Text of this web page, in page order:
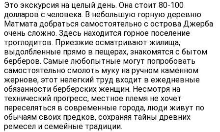
Это экскурсия на целый день. Она стоит 80-100
долларов с человека. В небольшую горную деревню
Матмата добраться самостоятельно с острова Джерба
очень сложно. Здесь находится горное поселение
троглодитов. Приезжие осматривают жилища,
выдолбленные прямо в пещерах, знакомятся с бытом
берберов. Самые любопытные могут попробовать
самостоятельно смолоть муку на ручном каменном
жернове, этот нелегкий труд входит в ежедневные
обязанности берберских женщин. Несмотря на
технический прогресс, местное племя не хочет
переселяться в современные города, люди живут по
обычаям своих предков, сохраняя тайны древних
ремесел и семейные традиции.